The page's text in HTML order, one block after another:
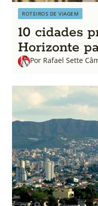
ROTEIROS DE VIAGEM
10 cidades
Horizonte
Por Rafael Sette